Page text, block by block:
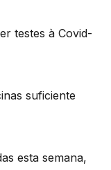
testes à Covid-
suficiente
esta semana,